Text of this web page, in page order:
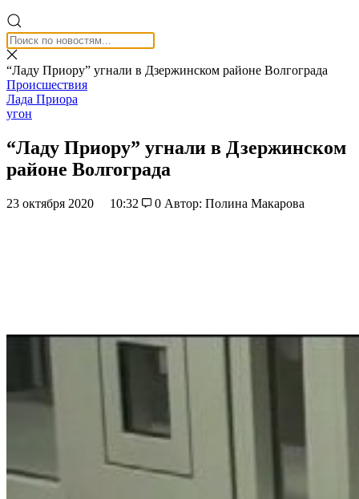
“Ладу Приору” угнали в Дзержинском районе Волгограда
Происшествия
Лада Приора
угон
“Ладу Приору” угнали в Дзержинском
районе Волгограда
23 октября 2020 10:32 0 Автор: Полина Макарова